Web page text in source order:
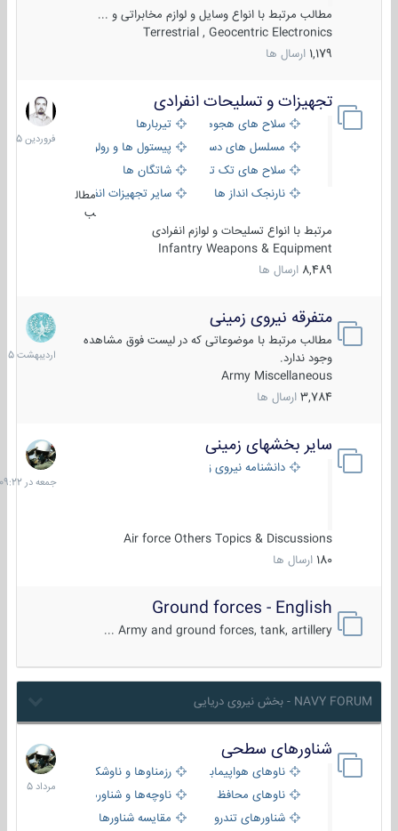
مطالب مرتبط با انواع وسایل و لوازم مخابراتی و ...
Terrestrial , Geocentric Electronics
1,179 ارسال ها
تجهیزات و تسلیحات انفرادی
سلاح های هجومی
تیربارها
مسلسل های دستی
پیستول ها و رولورها
سلاح های تک تیر اندازیشاتگان ها
نارنجک انداز ها
سایر تجهیزات انفرادی
مطال
ب
مرتبط با انواع تسلیحات و لوازم انفرادی
Infantry Weapons & Equipment
8,489 ارسال ها
17
فروردین
1405
متفرقه نیروی زمینی
مطالب مرتبط با موضوعاتی که در لیست فوق مشاهده
وجود ندارد.
Army Miscellaneous
3,784 ارسال ها
27
1405
سایر بخشهای زمینی
دانشنامه نیروی زمینی
Air force Others Topics & Discussions
180 ارسال ها
جمعه
در
09:22
Ground forces - English
Army and ground forces, tank, artillery ...
NAVY FORUM - بخش نیروی دریایی
شناورهای سطحی
ناوهای هواپیمابر و بالگرد بررزمناوها و ناوشکن‌ها
ناوهای محافظ
ناوچه‌ها و شناورهای گشتی
شناورهای تندرو
مقایسه شناورها
2
مرداد
1405